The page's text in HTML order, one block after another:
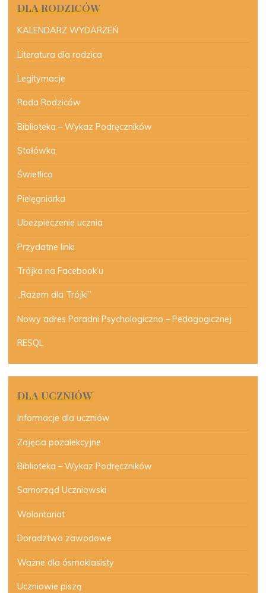
DLA RODZICÓW
KALENDARZ WYDARZEŃ
Literatura dla rodzica
Legitymacje
Rada Rodziców
Biblioteka – Wykaz Podręczników
Stołówka
Świetlica
Pielęgniarka
Ubezpieczenie ucznia
Przydatne linki
Trójka na Facebook’u
„Razem dla Trójki”
Nowy adres Poradni Psychologiczno – Pedagogicznej
RESQL
DLA UCZNIÓW
Informacje dla uczniów
Zajęcia pozalekcyjne
Biblioteka – Wykaz Podręczników
Samorząd Uczniowski
Wolontariat
Doradztwo zawodowe
Ważne dla ósmoklasisty
Uczniowie piszą